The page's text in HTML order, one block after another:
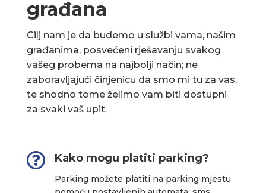
građana
Cilj nam je da budemo u službi vama, našim
građanima, posvećeni rješavanju svakog
vašeg probema na najbolji način; ne
zaboravljajući činjenicu da smo mi tu za vas,
te shodno tome želimo vam biti dostupni
za svaki vaš upit.
 Kako mogu platiti parking?
Parking možete platiti na parking mjestu